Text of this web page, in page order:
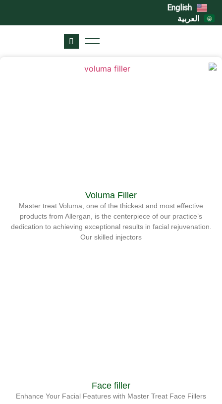
English
العربية
Voluma Filler
Master treat Voluma, one of the thickest and most effective
products from Allergan, is the centerpiece of our practice’s
dedication to achieving exceptional results in facial rejuvenation.
Our skilled injectors
Face filler
Enhance Your Facial Features with Master Treat Face Fillers